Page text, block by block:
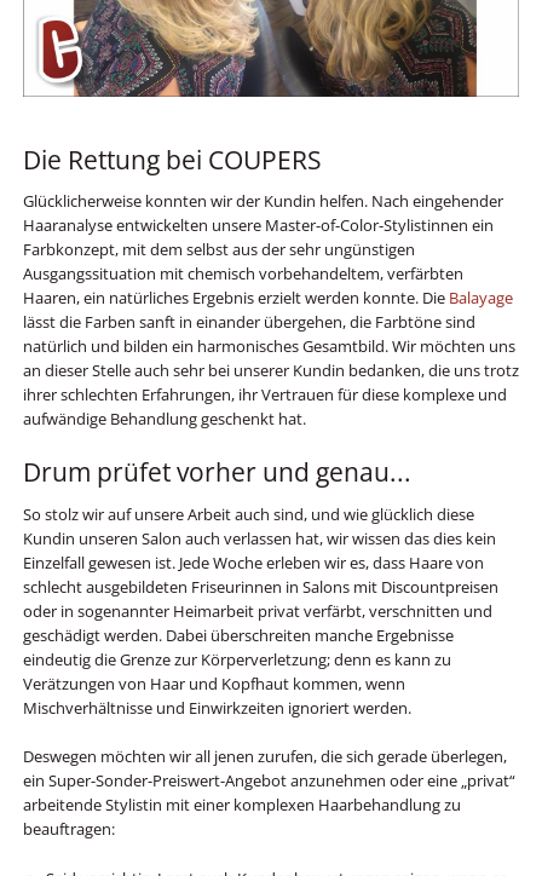
Die Rettung bei COUPERS
Glücklicherweise konnten wir der Kundin helfen. Nach eingehender
Haaranalyse entwickelten unsere Master-of-Color-Stylistinnen ein
Farbkonzept, mit dem selbst aus der sehr ungünstigen
Ausgangssituation mit chemisch vorbehandeltem, verfärbten
Haaren, ein natürliches Ergebnis erzielt werden konnte. Die Balayage
lässt die Farben sanft in einander übergehen, die Farbtöne sind
natürlich und bilden ein harmonisches Gesamtbild. Wir möchten uns
an dieser Stelle auch sehr bei unserer Kundin bedanken, die uns trotz
ihrer schlechten Erfahrungen, ihr Vertrauen für diese komplexe und
aufwändige Behandlung geschenkt hat.
Drum prüfet vorher und genau...
So stolz wir auf unsere Arbeit auch sind, und wie glücklich diese
Kundin unseren Salon auch verlassen hat, wir wissen das dies kein
Einzelfall gewesen ist. Jede Woche erleben wir es, dass Haare von
schlecht ausgebildeten Friseurinnen in Salons mit Discountpreisen
oder in sogenannter Heimarbeit privat verfärbt, verschnitten und
geschädigt werden. Dabei überschreiten manche Ergebnisse
eindeutig die Grenze zur Körperverletzung; denn es kann zu
Verätzungen von Haar und Kopfhaut kommen, wenn
Mischverhältnisse und Einwirkzeiten ignoriert werden.
Deswegen möchten wir all jenen zurufen, die sich gerade überlegen,
ein Super-Sonder-Preiswert-Angebot anzunehmen oder eine „privat“
arbeitende Stylistin mit einer komplexen Haarbehandlung zu
beauftragen: